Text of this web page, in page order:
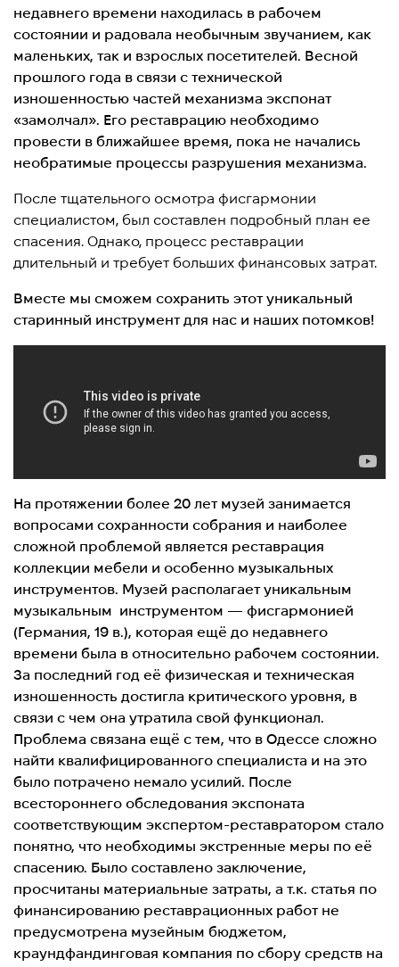
недавнего времени находилась в рабочем
состоянии и радовала необычным звучанием, как
маленьких, так и взрослых посетителей. Весной
прошлого года в связи с технической
изношенностью частей механизма экспонат
«замолчал». Его реставрацию необходимо
провести в ближайшее время, пока не начались
необратимые процессы разрушения механизма.
После тщательного осмотра фисгармонии
специалистом, был составлен подробный план ее
спасения. Однако, процесс реставрации
длительный и требует больших финансовых затрат.
Вместе мы сможем сохранить этот уникальный
старинный инструмент для нас и наших потомков!
На протяжении более 20 лет музей занимается
вопросами сохранности собрания и наиболее
сложной проблемой является реставрация
коллекции мебели и особенно музыкальных
инструментов. Музей располагает уникальным
музыкальным инструментом — фисгармонией
(Германия, 19 в.), которая ещё до недавнего
времени была в относительно рабочем состоянии.
За последний год её физическая и техническая
изношенность достигла критического уровня, в
связи с чем она утратила свой функционал.
Проблема связана ещё с тем, что в Одессе сложно
найти квалифицированного специалиста и на это
было потрачено немало усилий. После
всестороннего обследования экспоната
соответствующим экспертом-реставратором стало
понятно, что необходимы экстренные меры по её
спасению. Было составлено заключение,
просчитаны материальные затраты, а т.к. статья по
финансированию реставрационных работ не
предусмотрена музейным бюджетом,
краундфандинговая компания по сбору средств на